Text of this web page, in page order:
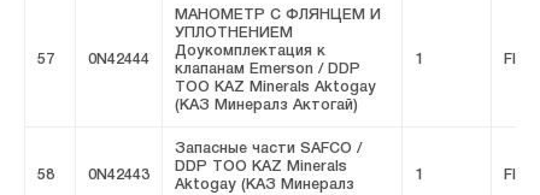
57 0N42444
МАНОМЕТР С ФЛЯНЦЕМ И
УПЛОТНЕНИЕМ
Доукомплектация к
клапанам Emerson / DDP
ТОО KAZ Minerals Aktogay
(КАЗ Минералз Актогай)
1 FIVE
58 0N42443
Запасные части SAFCO /
DDP ТОО KAZ Minerals
Aktogay (КАЗ Минералз
1 FIVE